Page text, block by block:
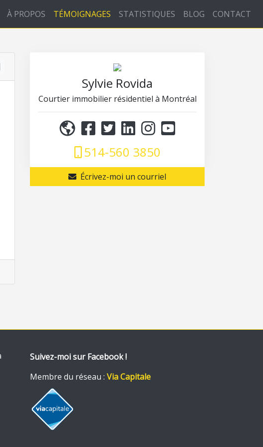
À PROPOS TÉMOIGNAGES STATISTIQUES BLOG CONTACT
Sylvie Rovida
Courtier immobilier résidentiel à Montréal
514-560 3850
Écrivez-moi un courriel
Suivez-moi sur Facebook !
Membre du réseau : Via Capitale